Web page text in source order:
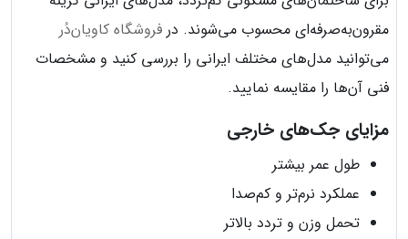
مقرون‌به‌صرفه‌ای محسوب می‌شوند. در فروشگاه کاویان‌دُر
می‌توانید مدل‌های مختلف ایرانی را بررسی کنید و مشخصات
فنی آن‌ها را مقایسه نمایید.
مزایای جک‌های خارجی
طول عمر بیشتر
عملکرد نرم‌تر و کم‌صدا
تحمل وزن و تردد بالاتر